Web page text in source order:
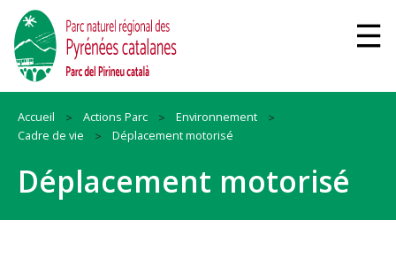
Accueil Actions Parc
Environnement
Cadre de vie
Déplacement motorisé
Déplacement motorisé